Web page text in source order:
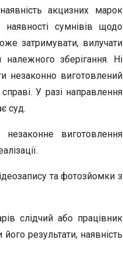
акцизних марок
наявності сумнівів щодо
затримувати, вилучати
зберігання. Ні
незаконно виготовлений
У разі направлення
суд.
виготовлення
та фотозйомки з
слідчий або працівник
результати, наявність